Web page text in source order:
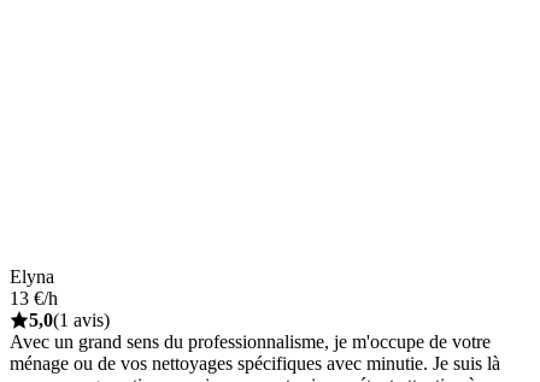
Elyna
13 €/h
5,0(1 avis)
Avec un grand sens du professionnalisme, je m'occupe de votre
ménage ou de vos nettoyages spécifiques avec minutie. Je suis là